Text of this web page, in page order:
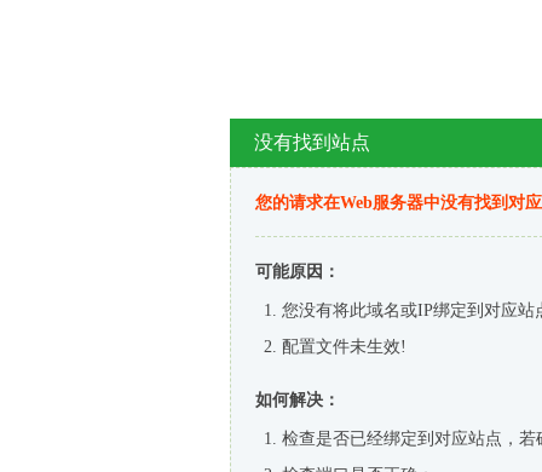
没有找到站点
您的请求在Web服务器中没有找到对
可能原因：
您没有将此域名或IP绑定到对应站
配置文件未生效!
如何解决：
检查是否已经绑定到对应站点，